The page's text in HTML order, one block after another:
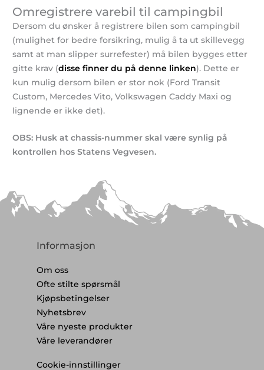
Omregistrere varebil til campingbil
Dersom du ønsker å registrere bilen som campingbil
(mulighet for bedre forsikring, mulig å ta ut skillevegg
samt at man slipper surrefester) må bilen bygges etter
gitte krav (disse finner du på denne linken). Dette er
kun mulig dersom bilen er stor nok (Ford Transit
Custom, Mercedes Vito, Volkswagen Caddy Maxi og
lignende er ikke det).
OBS: Husk at chassis-nummer skal være synlig på
kontrollen hos Statens Vegvesen.
Informasjon
Om oss
Ofte stilte spørsmål
Kjøpsbetingelser
Nyhetsbrev
Våre nyeste produkter
Våre leverandører
Cookie-innstillinger